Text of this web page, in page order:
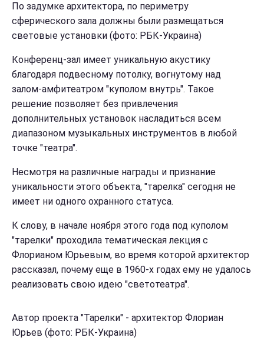
По задумке архитектора, по периметру
сферического зала должны были размещаться
световые установки (фото: РБК-Украина)
Конференц-зал имеет уникальную акустику
благодаря подвесному потолку, вогнутому над
залом-амфитеатром "куполом внутрь". Такое
решение позволяет без привлечения
дополнительных установок насладиться всем
диапазоном музыкальных инструментов в любой
точке "театра".
Несмотря на различные награды и признание
уникальности этого объекта, "тарелка" сегодня не
имеет ни одного охранного статуса.
К слову, в начале ноября этого года под куполом
"тарелки" проходила тематическая лекция с
Флорианом Юрьевым, во время которой архитектор
рассказал, почему еще в 1960-х годах ему не удалось
реализовать свою идею "светотеатра".
Автор проекта "Тарелки" - архитектор Флориан
Юрьев (фото: РБК-Украина)